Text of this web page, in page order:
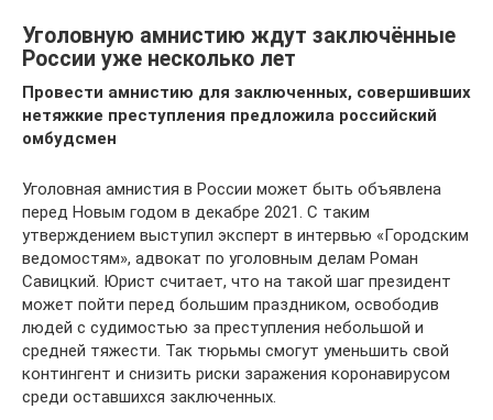
Уголовную амнистию ждут заключённые
России уже несколько лет
Провести амнистию для заключенных, совершивших
нетяжкие преступления предложила российский
омбудсмен
Уголовная амнистия в России может быть объявлена
перед Новым годом в декабре 2021. С таким
утверждением выступил эксперт в интервью «Городским
ведомостям», адвокат по уголовным делам Роман
Савицкий. Юрист считает, что на такой шаг президент
может пойти перед большим праздником, освободив
людей с судимостью за преступления небольшой и
средней тяжести. Так тюрьмы смогут уменьшить свой
контингент и снизить риски заражения коронавирусом
среди оставшихся заключенных.